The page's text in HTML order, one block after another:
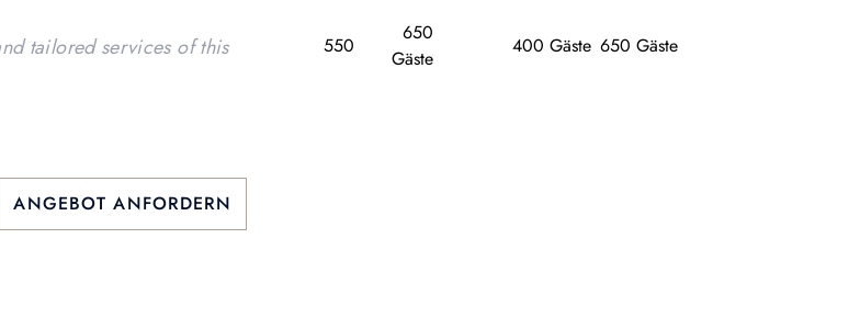
tailored services of this
550
650
Gäste
400 Gäste 650 Gäste
ANGEBOT ANFORDERN